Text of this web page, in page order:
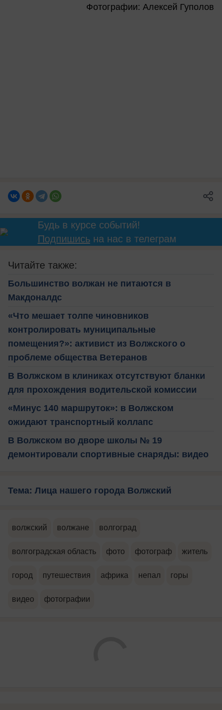
Фотографии: Алексей Гуполов
Будь в курсе событий!
Подпишисьна нас в телеграм
Читайте также:
Большинство волжан не питаются в
Макдоналдс
«Что мешает толпе чиновников
контролировать муниципальные
помещения?»: активист из Волжского о
проблеме общества Ветеранов
В Волжском в клиниках отсутствуют бланки
для прохождения водительской комиссии
«Минус 140 маршруток»: в Волжском
ожидают транспортный коллапс
В Волжском во дворе школы № 19
демонтировали спортивные снаряды: видео
Тема: Лица нашего города Волжский
волжский волжане волгоград
волгоградская область фото фотограф житель
город путешествия африка непал горы
видео фотографии